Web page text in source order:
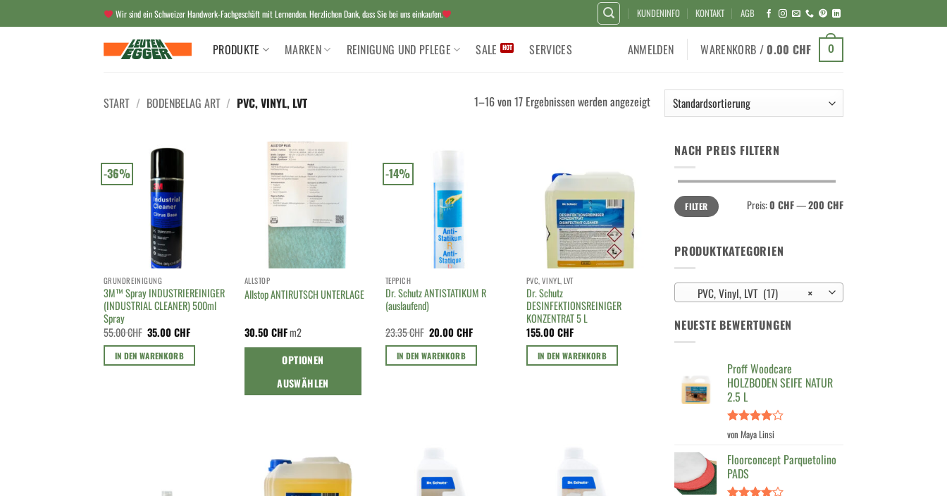
Inhalt
Wir sind ein Schweizer Handwerk-Fachgeschäft mit Lernenden. Herzlichen Dank, dass Sie bei uns einkaufen. KUNDENINFO KONTAKT AGB
PRODUKTE MARKEN REINIGUNG UND PFLEGE SALE SERVICES ANMELDEN WARENKORB / 0.00 CHF 0
START / BODENBELAG ART / PVC, VINYL, LVT 1–16 von 17 Ergebnissen werden angezeigt
-36%
GRUNDREINIGUNG
3M™ Spray INDUSTRIEREINIGER
(INDUSTRIAL CLEANER) 500ml
Spray
55.00CHF Ursprünglicher
Preis
war:
55.00 CHF
35.00CHFAktueller
ist:
35.00 CHF.
IN DEN WARENKORB
ALLSTOP
Allstop ANTIRUTSCH UNTERLAGE
30.50CHFm2
OPTIONEN
AUSWÄHLEN
-14%
TEPPICH
Dr. Schutz ANTISTATIKUM R
(auslaufend)
23.35CHF Ursprünglicher
Preis
war:
23.35 CHF
20.00CHFAktueller
ist:
20.00 CHF.
IN DEN WARENKORB
PVC, VINYL, LVT
Dr. Schutz
DESINFEKTIONSREINIGER
KONZENTRAT 5 L
155.00CHF
IN DEN WARENKORB
NACH PREIS FILTERN
Min.
Preis
Max.
PreisFILTER Preis:0 CHF—200 CHF
PRODUKTKATEGORIEN
×
PVC, Vinyl, LVT (17)
NEUESTE BEWERTUNGEN
Proff Woodcare
HOLZBODEN SEIFE NATUR
2.5 L
Bewertet
4
von 5
von Maya Linsi
Floorconcept Parquetolino
PADS